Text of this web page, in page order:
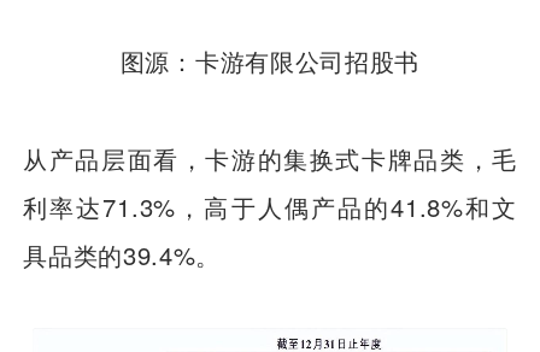
图源：卡游有限公司招股书
从产品层面看，卡游的集换式卡牌品类，毛
利率达71.3%，高于人偶产品的41.8%和文
具品类的39.4%。